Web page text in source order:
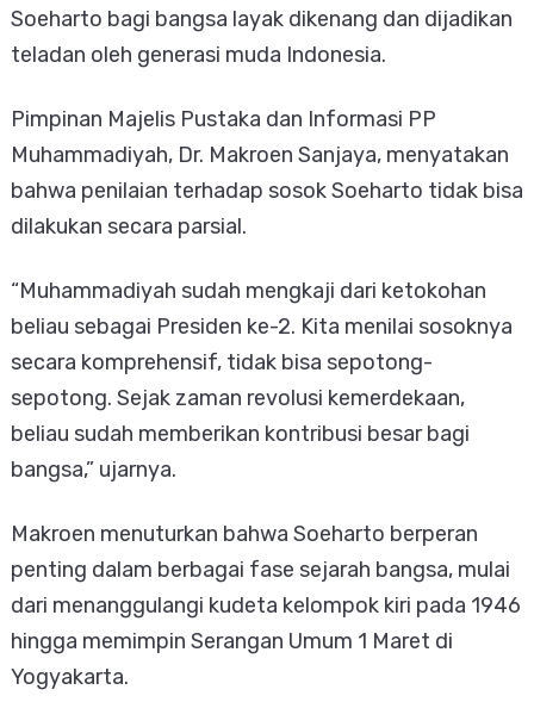
Soeharto bagi bangsa layak dikenang dan dijadikan
teladan oleh generasi muda Indonesia.
Pimpinan Majelis Pustaka dan Informasi PP
Muhammadiyah, Dr. Makroen Sanjaya, menyatakan
bahwa penilaian terhadap sosok Soeharto tidak bisa
dilakukan secara parsial.
“Muhammadiyah sudah mengkaji dari ketokohan
beliau sebagai Presiden ke-2. Kita menilai sosoknya
secara komprehensif, tidak bisa sepotong-
sepotong. Sejak zaman revolusi kemerdekaan,
beliau sudah memberikan kontribusi besar bagi
bangsa,” ujarnya.
Makroen menuturkan bahwa Soeharto berperan
penting dalam berbagai fase sejarah bangsa, mulai
dari menanggulangi kudeta kelompok kiri pada 1946
hingga memimpin Serangan Umum 1 Maret di
Yogyakarta.